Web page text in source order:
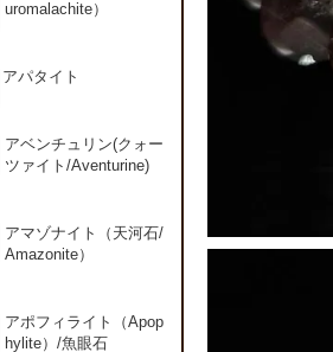
uromalachite）
アパタイト
アベンチュリン(クォー
ツァイト/Aventurine)
アマゾナイト（天河石/
Amazonite）
アポフィライト（Apop
hylite）/魚眼石